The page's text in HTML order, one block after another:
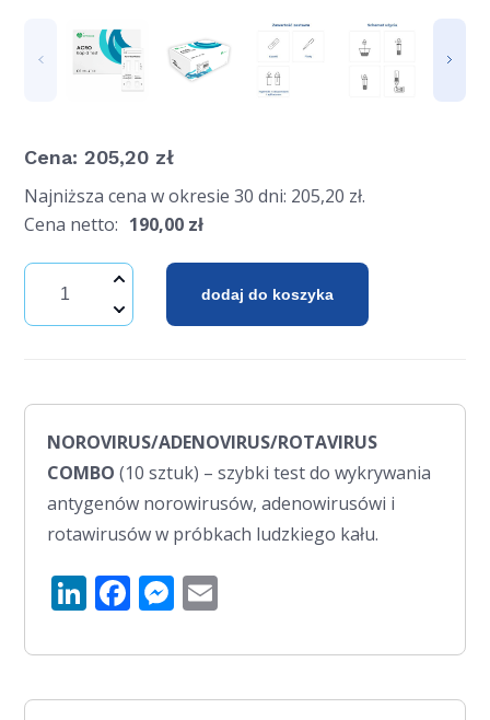
Cena:205,20 zł
Najniższa cena w okresie 30 dni: 205,20 zł.
Cena netto: 190,00 zł
dodaj do koszyka
NOROVIRUS/ADENOVIRUS/ROTAVIRUS
COMBO(10 sztuk) – szybki test do wykrywania
antygenów norowirusów, adenowirusówi i
rotawirusów w próbkach ludzkiego kału.
LinkedIn
Facebook
Messenger